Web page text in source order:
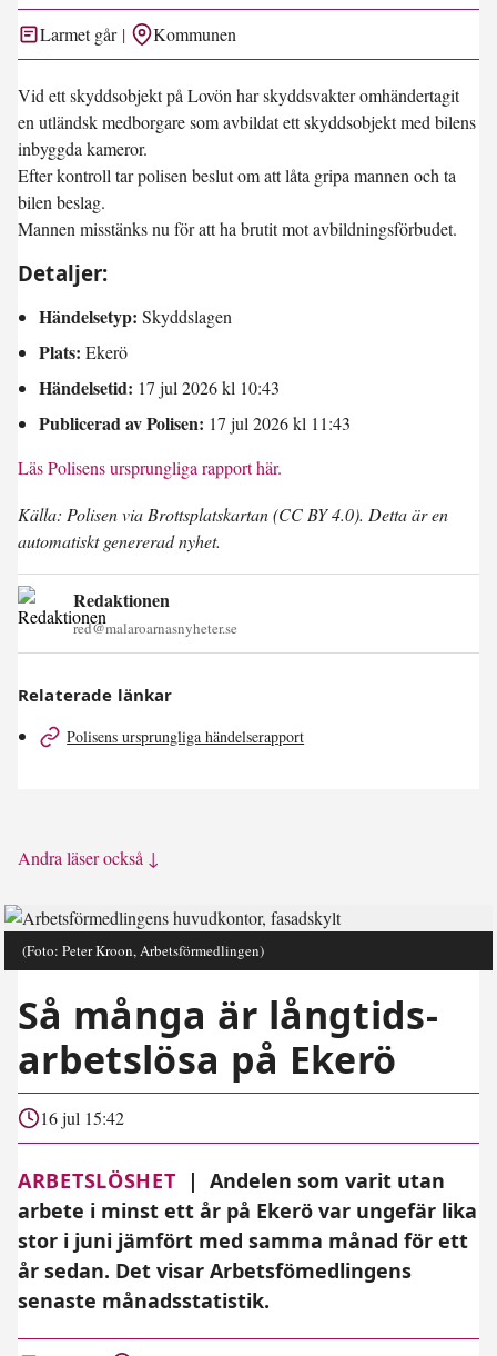
Larmet går Kommunen
Vid ett skyddsobjekt på Lovön har skyddsvakter omhändertagit
en utländsk medborgare som avbildat ett skyddsobjekt med bilens
inbyggda kameror.
Efter kontroll tar polisen beslut om att låta gripa mannen och ta
bilen beslag.
Mannen misstänks nu för att ha brutit mot avbildningsförbudet.
Detaljer:
Händelsetyp: Skyddslagen
Plats: Ekerö
Händelsetid: 17 jul 2026 kl 10:43
Publicerad av Polisen: 17 jul 2026 kl 11:43
Läs Polisens ursprungliga rapport här.
Källa: Polisen via Brottsplatskartan (CC BY 4.0). Detta är en
automatiskt genererad nyhet.
Redaktionen
red@malaroarnasnyheter.se
Relaterade länkar
Polisens ursprungliga händelserapport
Andra läser också ↓
(Foto: Peter Kroon, Arbetsförmedlingen)
Så många är långtids­
arbetslösa på Ekerö
16 jul 15:42
ARBETSLÖSHET |
Andelen som varit utan
arbete i minst ett år på Ekerö var ungefär lika
stor i juni jämfört med samma månad för ett
år sedan. Det visar Arbetsfömedlingens
senaste månadsstatistik.